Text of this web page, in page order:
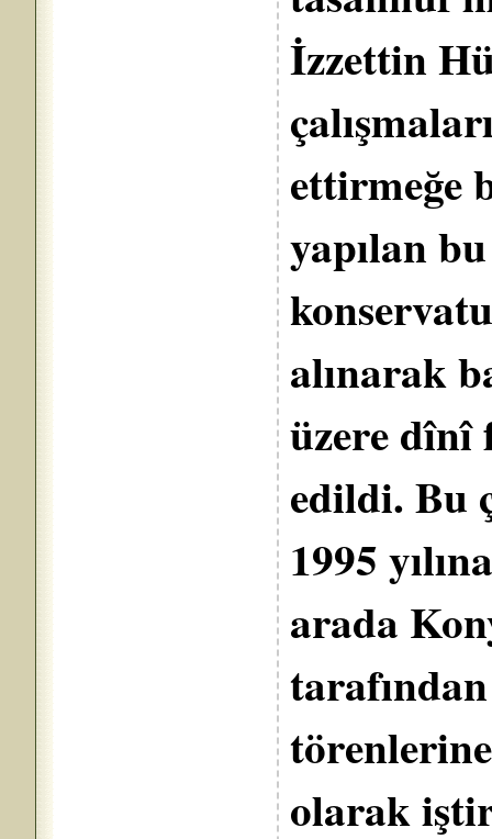
İzzettin
ettirmeğe
yapılan
alınarak
üzere dînî
edildi. Bu
1995
arada
olarak